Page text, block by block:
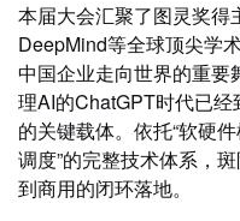
无人配送车“遍地跑”的时代
本届大会汇聚了图灵奖得
DeepMind等全球顶尖学
中国企业走向世界的重要
理AI的ChatGPT时代已
的关键载体。依托“软硬
调度”的完整技术体系，
到商用的闭环落地。